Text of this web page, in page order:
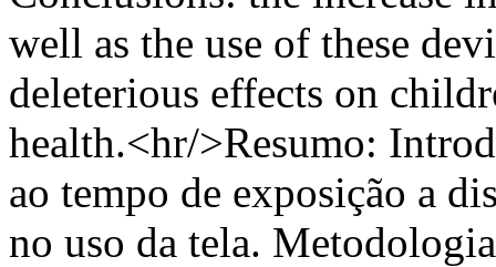
well as the use of these
deleterious effects on
health.<hr/>Resumo:
ao tempo de exposição a
no uso da tela.